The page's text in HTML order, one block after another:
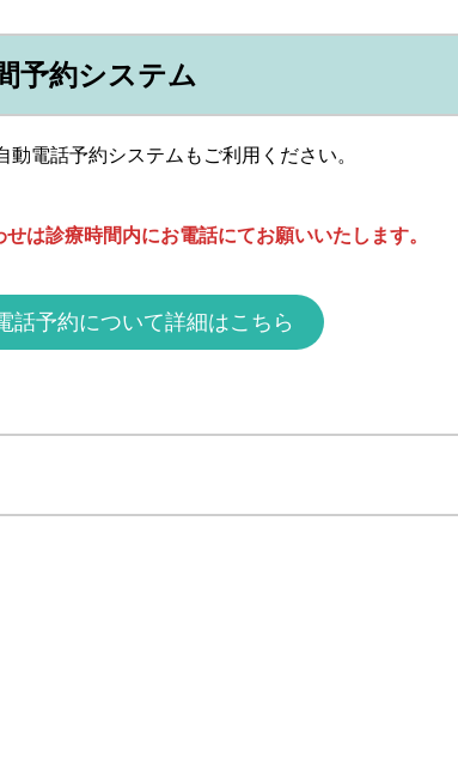
予約システム
電話予約システムもご利用ください。
は診療時間内にお電話にてお願いいたします。
話予約について詳細はこちら